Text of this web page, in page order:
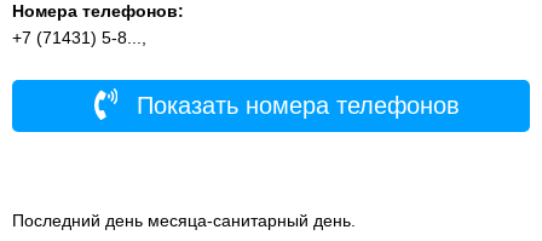
Номера телефонов:
+7 (71431) 5-8...,
Показать номера телефонов
Последний день месяца-санитарный день.